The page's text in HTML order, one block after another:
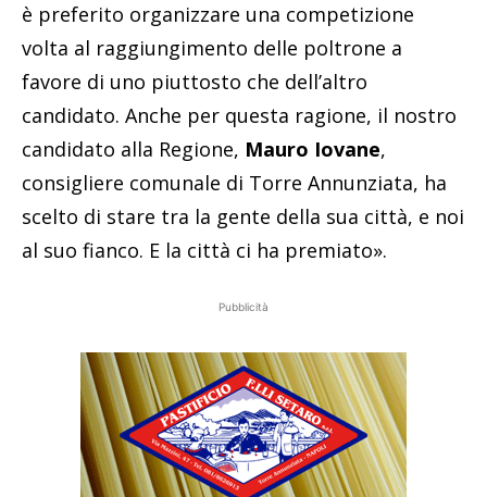
è preferito organizzare una competizione
volta al raggiungimento delle poltrone a
favore di uno piuttosto che dell’altro
candidato. Anche per questa ragione, il nostro
candidato alla Regione, Mauro Iovane,
consigliere comunale di Torre Annunziata, ha
scelto di stare tra la gente della sua città, e noi
al suo fianco. E la città ci ha premiato».
Pubblicità